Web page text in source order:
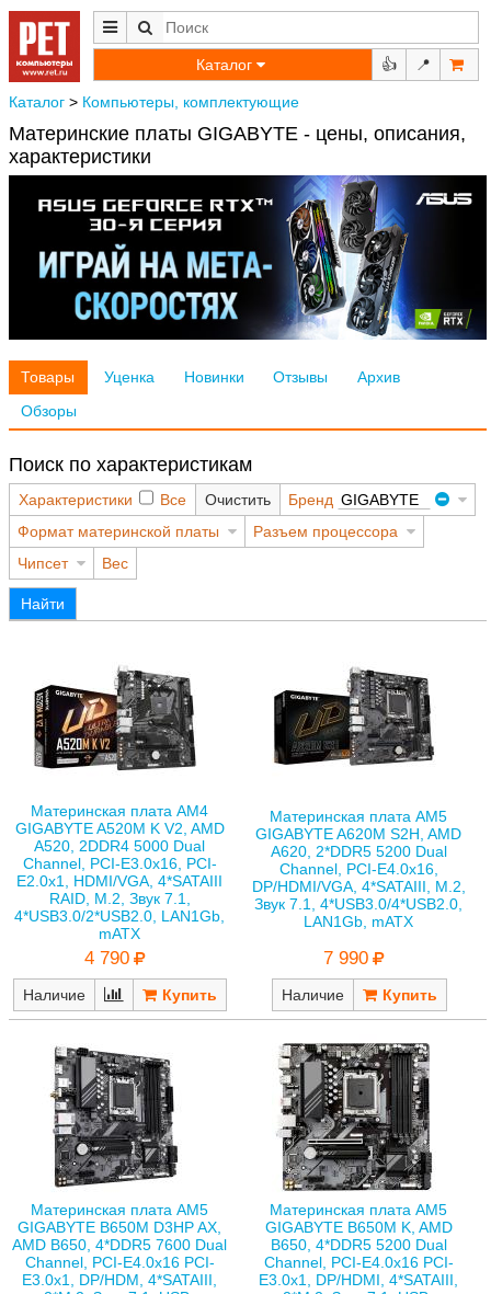
Каталог 👍 📍
Каталог > Компьютеры, комплектующие
Материнские платы GIGABYTE - цены, описания,
характеристики
Товары Уценка Новинки Отзывы
Архив
Обзоры
Поиск по характеристикам
Характеристики Все Очистить Бренд GIGABYTE
Формат материнской платы
Разъем процессора
Чипсет
Вес
Найти
Материнская плата AM4
GIGABYTE A520M K V2, AMD
A520, 2DDR4 5000 Dual
Channel, PCI-E3.0x16, PCI-
E2.0x1, HDMI/VGA, 4*SATAIII
RAID, M.2, Звук 7.1,
4*USB3.0/2*USB2.0, LAN1Gb,
mATX
4 790
Наличие
Материнская плата AM5
GIGABYTE A620M S2H, AMD
A620, 2*DDR5 5200 Dual
Channel, PCI-E4.0x16,
DP/HDMI/VGA, 4*SATAIII, M.2,
Звук 7.1, 4*USB3.0/4*USB2.0,
LAN1Gb, mATX
7 990
Наличие
Материнская плата AM5
GIGABYTE B650M D3HP AX,
AMD B650, 4*DDR5 7600 Dual
Channel, PCI-E4.0x16 PCI-
E3.0x1, DP/HDM, 4*SATAIII,
Материнская плата AM5
GIGABYTE B650M K, AMD
B650, 4*DDR5 5200 Dual
Channel, PCI-E4.0x16 PCI-
E3.0x1, DP/HDMI, 4*SATAIII,